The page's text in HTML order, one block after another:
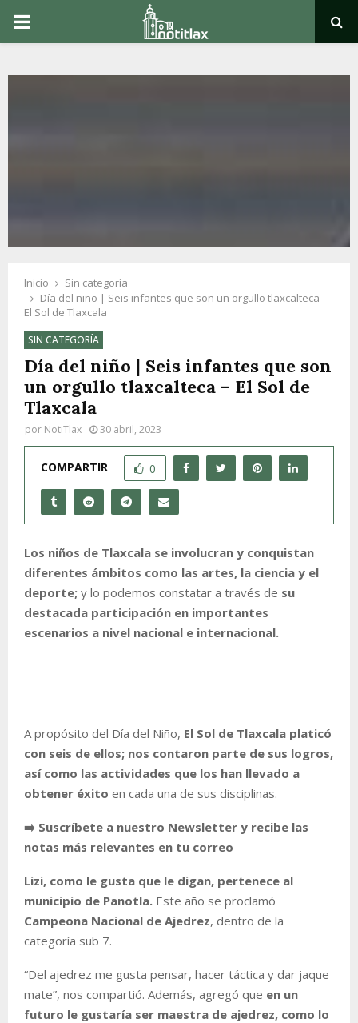
PRIMARY
Inicio
Sin categoría
Día del niño | Seis infantes que son un orgullo tlaxcalteca –
El Sol de Tlaxcala
SIN CATEGORÍA
Día del niño | Seis infantes que son
un orgullo tlaxcalteca – El Sol de
Tlaxcala
por NotiTlax 30 abril, 2023
COMPARTIR 0
Los niños de Tlaxcala se involucran y conquistan
diferentes ámbitos como las artes, la ciencia y el
deporte; y lo podemos constatar a través de su
destacada participación en importantes
escenarios a nivel nacional e internacional.
A propósito del Día del Niño, El Sol de Tlaxcala platicó
con seis de ellos; nos contaron parte de sus logros,
así como las actividades que los han llevado a
obtener éxito en cada una de sus disciplinas.
➡️ Suscríbete a nuestro Newsletter y recibe las
notas más relevantes en tu correo
Lizi, como le gusta que le digan, pertenece al
municipio de Panotla. Este año se proclamó
Campeona Nacional de Ajedrez, dentro de la
categoría sub 7.
“Del ajedrez me gusta pensar, hacer táctica y dar jaque
mate”, nos compartió. Además, agregó que en un
futuro le gustaría ser maestra de ajedrez, como lo